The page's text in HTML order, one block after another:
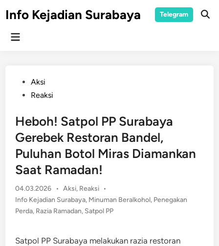
toInfo Kejadian Surabaya Telegram
Main
PostedAksi
Reaksi
Heboh! Satpol PP Surabaya
Gerebek Restoran Bandel,
Puluhan Botol Miras Diamankan
Saat Ramadan!
04.03.2026 • Posted
in
Aksi, Reaksi •
Info Kejadian Surabaya, Minuman Beralkohol, Penegakan
Perda, Razia Ramadan, Satpol PP
Satpol PP Surabaya melakukan razia restoran